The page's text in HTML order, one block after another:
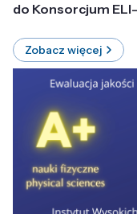
do Konsorcjum
Zobacz więcej